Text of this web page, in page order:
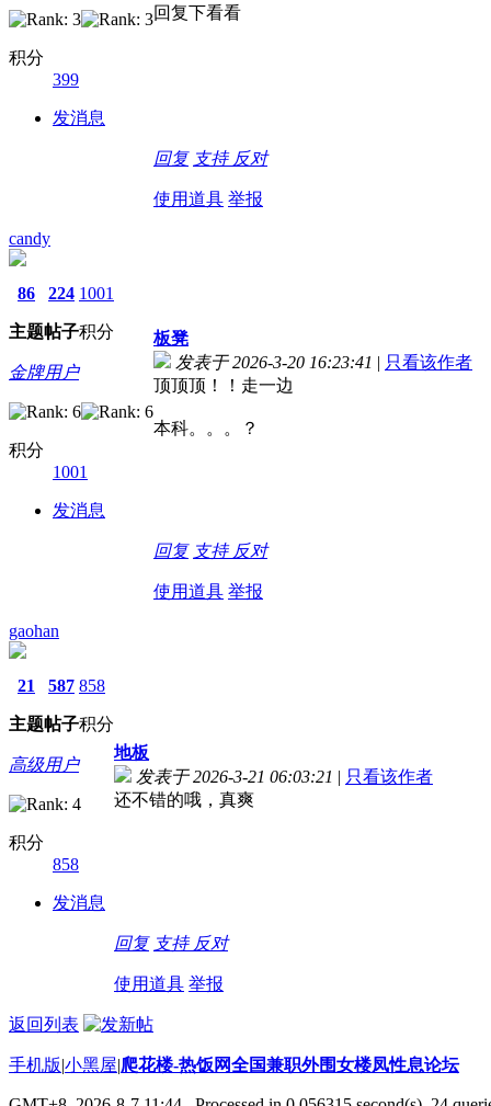
积分
399
发消息
回复下看看
回复 支持 反对
使用道具 举报
candy
86
主题
224
帖子
1001
积分
金牌用户
积分
1001
发消息
板凳
发表于 2026-3-20 16:23:41 | 只看该作者
顶顶顶！！走一边
本科。。。？
回复 支持 反对
使用道具 举报
gaohan
21
主题
587
帖子
858
积分
高级用户
积分
858
发消息
地板
发表于 2026-3-21 06:03:21 | 只看该作者
还不错的哦，真爽
回复 支持 反对
使用道具 举报
返回列表
手机版|小黑屋|爬花楼-热饭网全国兼职外围女楼凤性息论坛